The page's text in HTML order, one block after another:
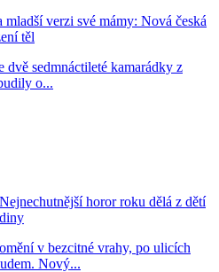
verzi své mámy: Nová česká
těl
dvě sedmnáctileté kamarádky z
o...
horor roku dělá z dětí
v bezcitné vrahy, po ulicích
Nový...